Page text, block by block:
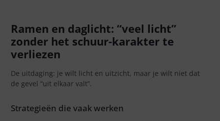
Ramen en daglicht: “veel licht”
zonder het schuur-karakter te
verliezen
De uitdaging: je wilt licht en uitzicht, maar je wilt niet dat
de gevel “uit elkaar valt”.
Strategieën die vaak werken